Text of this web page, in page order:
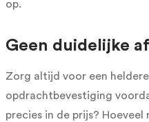
op.
Geen duidelijke
Zorg altijd voor een
opdrachtbevestiging
precies in de prijs?